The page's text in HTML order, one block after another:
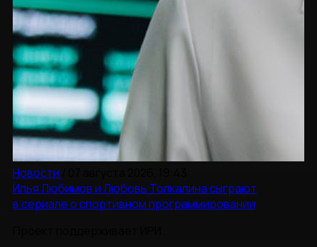
Новости
Илья Любимов и Любовь Толкалина сыграют
в сериале о спортивном программировании